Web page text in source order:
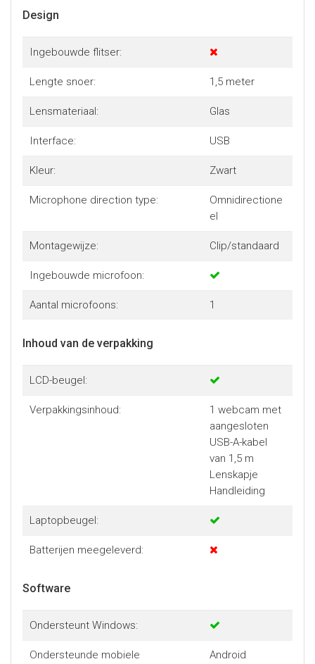
Design
Ingebouwde flitser:
Lengte snoer: 1,5 meter
Lensmateriaal: Glas
Interface: USB
Kleur: Zwart
Microphone direction type:
Omnidirectione
el
Montagewijze: Clip/standaard
Ingebouwde microfoon:
Aantal microfoons: 1
Inhoud van de verpakking
LCD-beugel:
Verpakkingsinhoud:
1 webcam met
aangesloten
USB-A-kabel
van 1,5 m
Lenskapje
Handleiding
Laptopbeugel:
Batterijen meegeleverd:
Software
Ondersteunt Windows:
Ondersteunde mobiele
Android